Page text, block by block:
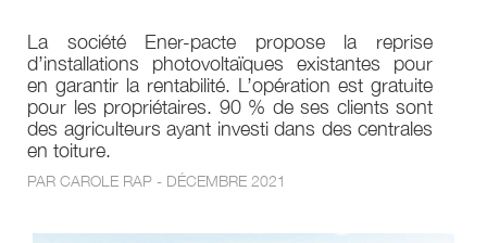
La société Ener-pacte propose la reprise
d’installations photovoltaïques existantes pour
en garantir la rentabilité. L’opération est gratuite
pour les propriétaires. 90 % de ses clients sont
des agriculteurs ayant investi dans des centrales
en toiture.
PAR CAROLE RAP - DÉCEMBRE 2021